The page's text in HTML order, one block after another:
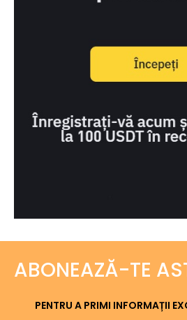
ABONEAZĂ-TE
PENTRU A PRIMI INFORMAȚII